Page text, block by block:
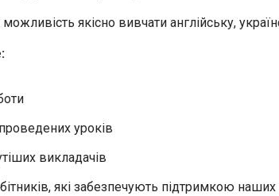
якісно вивчати англійську,
уроків
викладачів
які забезпечують підтримкою наших